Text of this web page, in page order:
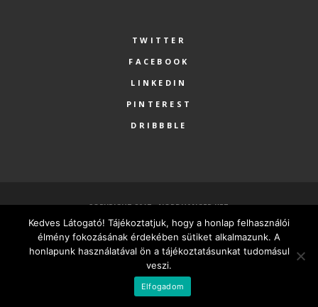
TWITTER
FACEBOOK
LINKEDIN
PINTEREST
DRIBBBLE
COPYRIGHT 2017 - NORDHANGER KFT.
FŐOLDAL SZOLGÁLTATÁSOK RÓLUNK PARTNEREK
KAPCSOLAT MINDEN VÁLLALKOZÁSNAK LEGYEN SAJÁT HONLAPJA
MAGYAR
Kedves Látogató! Tájékoztatjuk, hogy a honlap felhasználói
élmény fokozásának érdekében sütiket alkalmazunk. A
honlapunk használatával ön a tájékoztatásunkat tudomásul
veszi.
Elfogadom